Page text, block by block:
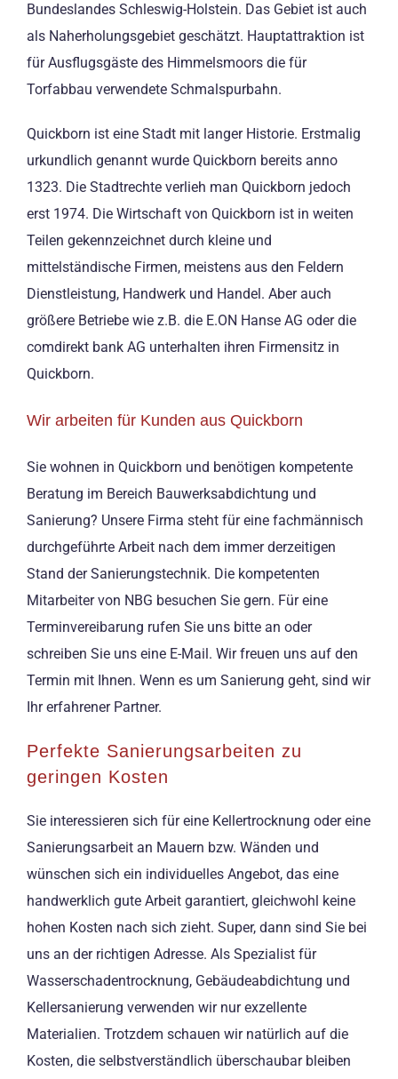
Bundeslandes Schleswig-Holstein. Das Gebiet ist auch
als Naherholungsgebiet geschätzt. Hauptattraktion ist
für Ausflugsgäste des Himmelsmoors die für
Torfabbau verwendete Schmalspurbahn.
Quickborn ist eine Stadt mit langer Historie. Erstmalig
urkundlich genannt wurde Quickborn bereits anno
1323. Die Stadtrechte verlieh man Quickborn jedoch
erst 1974. Die Wirtschaft von Quickborn ist in weiten
Teilen gekennzeichnet durch kleine und
mittelständische Firmen, meistens aus den Feldern
Dienstleistung, Handwerk und Handel. Aber auch
größere Betriebe wie z.B. die E.ON Hanse AG oder die
comdirekt bank AG unterhalten ihren Firmensitz in
Quickborn.
Wir arbeiten für Kunden aus Quickborn
Sie wohnen in Quickborn und benötigen kompetente
Beratung im Bereich Bauwerksabdichtung und
Sanierung? Unsere Firma steht für eine fachmännisch
durchgeführte Arbeit nach dem immer derzeitigen
Stand der Sanierungstechnik. Die kompetenten
Mitarbeiter von NBG besuchen Sie gern. Für eine
Terminvereibarung rufen Sie uns bitte an oder
schreiben Sie uns eine E-Mail. Wir freuen uns auf den
Termin mit Ihnen. Wenn es um Sanierung geht, sind wir
Ihr erfahrener Partner.
Perfekte Sanierungsarbeiten zu
geringen Kosten
Sie interessieren sich für eine Kellertrocknung oder eine
Sanierungsarbeit an Mauern bzw. Wänden und
wünschen sich ein individuelles Angebot, das eine
handwerklich gute Arbeit garantiert, gleichwohl keine
hohen Kosten nach sich zieht. Super, dann sind Sie bei
uns an der richtigen Adresse. Als Spezialist für
Wasserschadentrocknung, Gebäudeabdichtung und
Kellersanierung verwenden wir nur exzellente
Materialien. Trotzdem schauen wir natürlich auf die
Kosten, die selbstverständlich überschaubar bleiben